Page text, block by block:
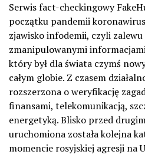
Serwis fact-checkingowy
początku pandemii
zjawisko infodemii, czyli
zmanipulowanymi
który był dla świata czymś
całym globie. Z czasem
rozszerzona o weryfikację
finansami, telekomunikacją,
energetyką. Blisko przed
uruchomiona została kolejna
momencie rosyjskiej agresji na